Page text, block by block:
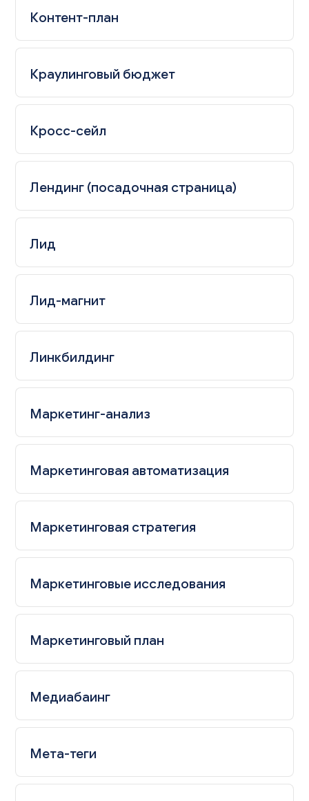
Контент-план
Краулинговый бюджет
Кросс-сейл
Лендинг (посадочная страница)
Лид
Лид-магнит
Линкбилдинг
Маркетинг-анализ
Маркетинговая автоматизация
Маркетинговая стратегия
Маркетинговые исследования
Маркетинговый план
Медиабаинг
Мета-теги